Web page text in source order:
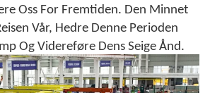
Oss For Fremtiden. Den Minnet
Vår, Hedre Denne Perioden
Og Videreføre Dens Seige Ånd.